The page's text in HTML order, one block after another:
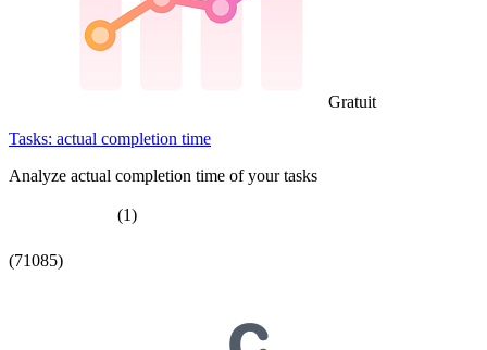
Gratuit
Tasks: actual completion time
Analyze actual completion time of your tasks
(1)
(71085)